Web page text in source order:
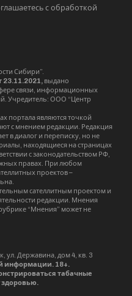
с обработкой
Сибири”.
выдано
связи, информационных
Учредитель: ООО “Центр
портала являются точкой
с мнением редакции. Редакция
в диалог и переписку, но не
находящиеся на страницах
с законодательством РФ,
правах. При любом
проектов –
сателлитным проектом и
редакции. Мнения
“Мнения” может не
ул. Державина, дом 4, кв. 3
информации. 18+.
табачные